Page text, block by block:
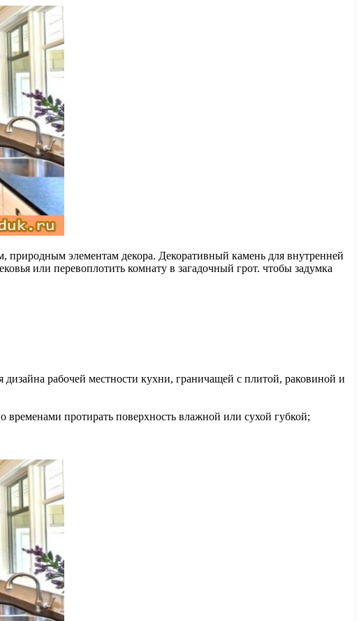
природным элементам декора. Декоративный камень для внутренней
или перевоплотить комнату в загадочный грот. чтобы задумка
дизайна рабочей местности кухни, граничащей с плитой, раковиной и
протирать поверхность влажной или сухой губкой;